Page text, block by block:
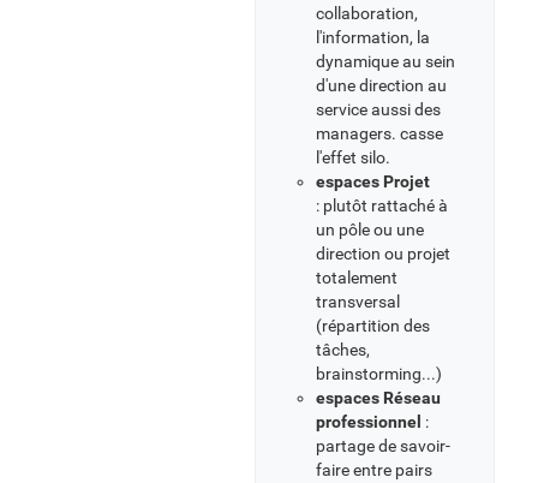
collaboration,
l'information, la
dynamique au sein
d'une direction au
service aussi des
managers. casse
l'effet silo.
espaces Projet
: plutôt rattaché à
un pôle ou une
direction ou projet
totalement
transversal
(répartition des
tâches,
brainstorming...)
espaces Réseau
professionnel :
partage de savoir-
faire entre pairs